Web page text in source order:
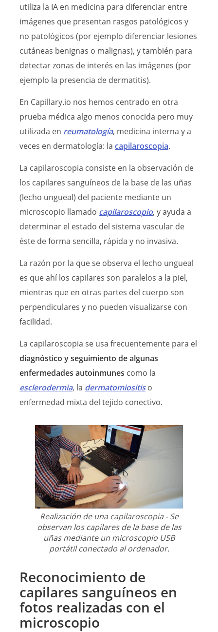
utiliza la IA en medicina para diferenciar entre
imágenes que presentan rasgos patológicos y
no patológicos (por ejemplo diferenciar lesiones
cutáneas benignas o malignas), y también para
detectar zonas de interés en las imágenes (por
ejemplo la presencia de dermatitis).
En Capillary.io nos hemos centrado en otra
prueba médica algo menos conocida pero muy
utilizada en reumatología, medicina interna y a
veces en dermatología: la capilaroscopia.
La capilaroscopia consiste en la observación de
los capilares sanguíneos de la base de las uñas
(lecho ungueal) del paciente mediante un
microscopio llamado capilaroscopio, y ayuda a
determinar el estado del sistema vascular de
éste de forma sencilla, rápida y no invasiva.
La razón por la que se observa el lecho ungueal
es que ahí los capilares son paralelos a la piel,
mientras que en otras partes del cuerpo son
perpendiculares y no pueden visualizarse con
facilidad.
La capilaroscopia se usa frecuentemente para el
diagnóstico y seguimiento de algunas
enfermedades autoinmunes como la
esclerodermia, la dermatomiositiso
enfermedad mixta del tejido conectivo.
Realización de una capilaroscopia - Se
observan los capilares de la base de las
uñas mediante un microscopio USB
portátil conectado al ordenador.
Reconocimiento de
capilares sanguíneos en
fotos realizadas con el
microscopio